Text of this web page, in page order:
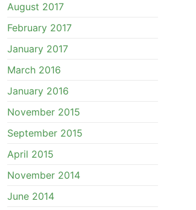
August 2017
February 2017
January 2017
March 2016
January 2016
November 2015
September 2015
April 2015
November 2014
June 2014